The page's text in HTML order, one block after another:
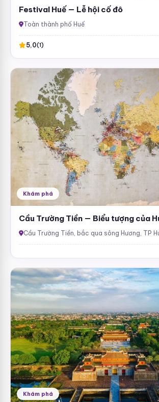
Festival Huế — Lễ hội cố đô
Toàn thành phố Huế
5,0(1)
Khám phá
Cầu Trường Tiền — Biểu tượng của
Cầu Trường Tiền, bắc qua sông Hương, TP
Khám phá